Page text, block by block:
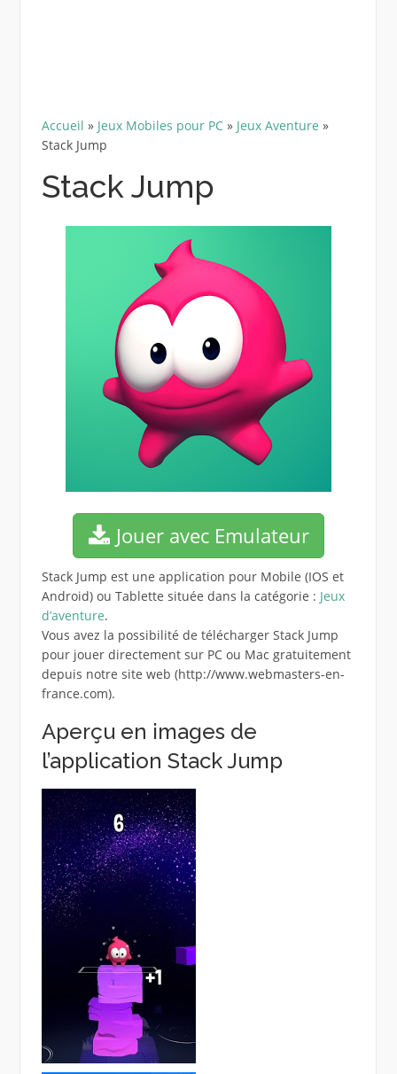
Accueil » Jeux Mobiles pour PC» Jeux Aventure »
Stack Jump
Stack Jump
Jouer avec Emulateur
Stack Jump est une application pour Mobile (IOS et
Android) ou Tablette située dans la catégorie : Jeux
d’aventure.
Vous avez la possibilité de télécharger Stack Jump
pour jouer directement sur PC ou Mac gratuitement
depuis notre site web (http://www.webmasters-en-
france.com).
Aperçu en images de
l’application Stack Jump